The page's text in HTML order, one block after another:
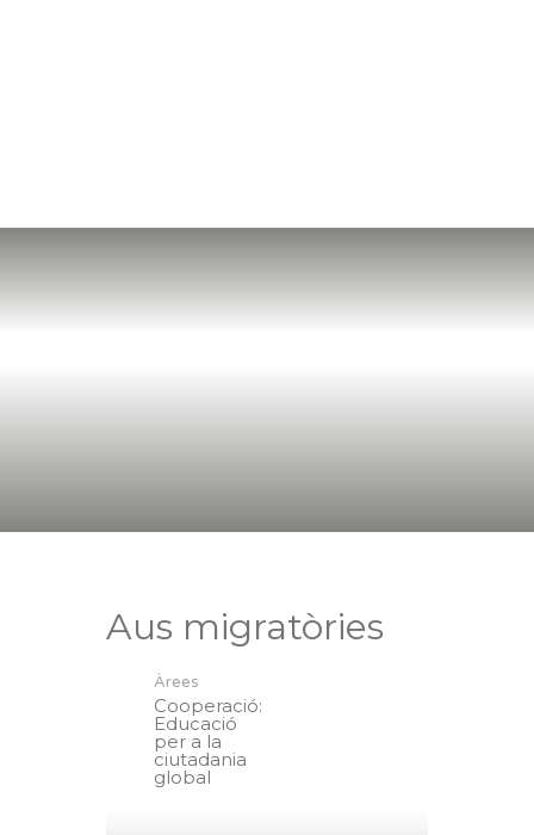
Aus migratòries
Àrees
Cooperació:
Educació
per a la
ciutadania
global